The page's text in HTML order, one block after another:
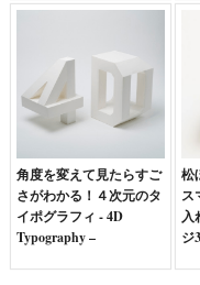
角度を変えて見たらすご
さがわかる！４次元のタ
イポグラフィ - 4D
Typography –
松
ス
入
ジ